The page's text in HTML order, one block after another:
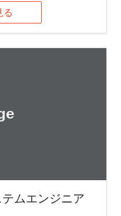
る
ムエンジニア